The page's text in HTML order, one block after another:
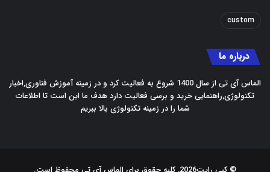
custom
درباره ما
الماس آی تی از سال 1400 شروع به فعالیت کرد و در زمینه آموزش فناوری,اخبار
تکنولوژی,راهنمایی خرید و برسی فعالیت دارد هدف ما این است تا اطلاعات
شما را در زمینه تکنولوژی بالا ببریم